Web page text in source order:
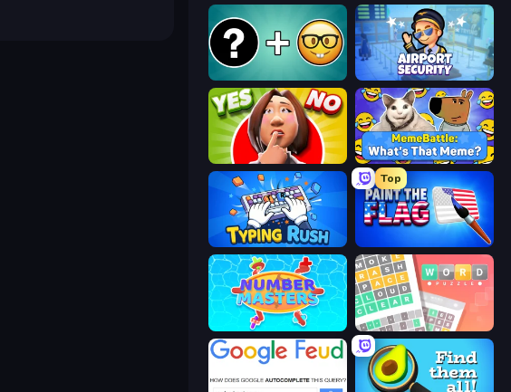
Airport Security
Yes or No Challenge MemeBattle: What's That Meme?
Typing Rush
Top
Paint the Flag
Number Masters Wordler